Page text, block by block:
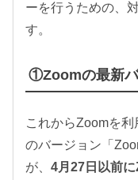
ーを行うための、
す。
①Zoomの最新
これからZoomを
のバージョン「
が、 4月27日以前